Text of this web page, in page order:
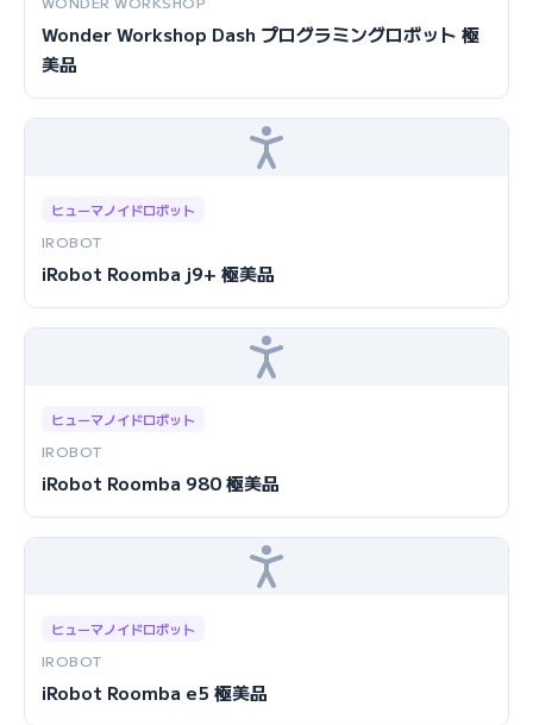
Wonder Workshop Dash プログラミングロボット 極
美品
ヒューマノイドロボット
IROBOT
iRobot Roomba j9+ 極美品
ヒューマノイドロボット
IROBOT
iRobot Roomba 980 極美品
ヒューマノイドロボット
IROBOT
iRobot Roomba e5 極美品